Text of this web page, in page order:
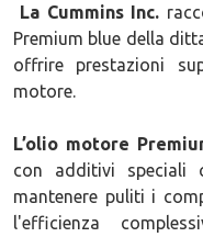
La Cummins Inc.
Premium blue della
offrire prestazioni
motore.
L’olio motore
con additivi speciali
mantenere puliti i
l'efficienza